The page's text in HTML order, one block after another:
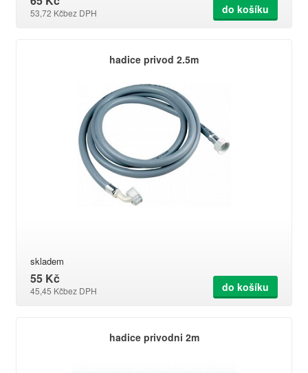
53,72 Kčbez DPH do košíku
hadice privod 2.5m
skladem
55 Kč
45,45 Kčbez DPH do košíku
hadice privodni 2m